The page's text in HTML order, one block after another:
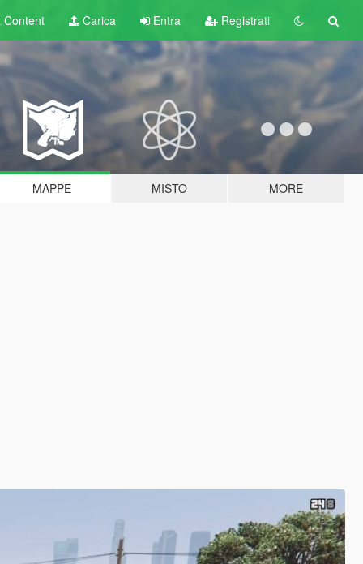
Content Carica Entra Registrati
MAPPE MISTO MORE